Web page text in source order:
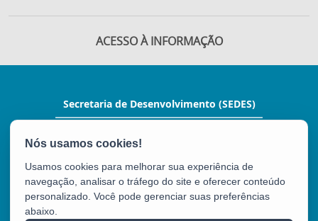
ACESSO À INFORMAÇÃO
Secretaria de Desenvolvimento (SEDES)
Enseada, 2º andar - Enseada do Suá
Tel.: (27) 3636-9700
E-mail:gabinete@sedes.es.gov.br
Usamos cookies para melhorar sua experiência de
navegação, analisar o tráfego do site e oferecer conteúdo
personalizado. Você pode gerenciar suas preferências
abaixo.